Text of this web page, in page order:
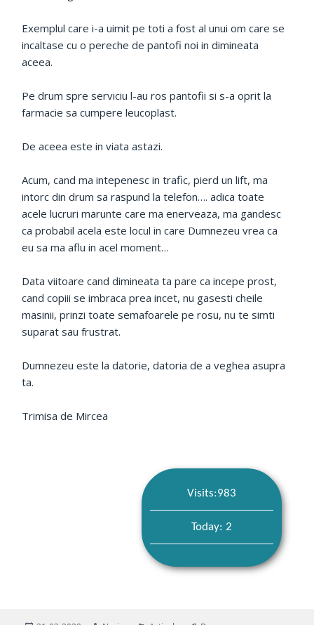
Exemplul care i-a uimit pe toti a fost al unui om care se
incaltase cu o pereche de pantofi noi in dimineata
aceea.
Pe drum spre serviciu l-au ros pantofii si s-a oprit la
farmacie sa cumpere leucoplast.
De aceea este in viata astazi.
Acum, cand ma intepenesc in trafic, pierd un lift, ma
intorc din drum sa raspund la telefon…. adica toate
acele lucruri marunte care ma enerveaza, ma gandesc
ca probabil acela este locul in care Dumnezeu vrea ca
eu sa ma aflu in acel moment…
Data viitoare cand dimineata ta pare ca incepe prost,
cand copiii se imbraca prea incet, nu gasesti cheile
masinii, prinzi toate semafoarele pe rosu, nu te simti
suparat sau frustrat.
Dumnezeu este la datorie, datoria de a veghea asupra
ta.
Trimisa de Mircea
Visits:983
Today: 2